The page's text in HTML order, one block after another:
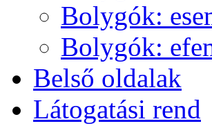
Boly­gók:
Boly­gók:
Bel­ső ol­da­lak
Lá­to­ga­tá­si rend